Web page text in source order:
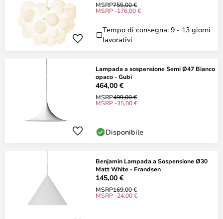
MSRP755,00 €
MSRP -176,00 €
Tempo di consegna: 9 - 13 giorni
lavorativi
Lampada a sospensione Semi Ø47 Bianco
opaco - Gubi
464,00 €
MSRP499,00 €
MSRP -35,00 €
Disponibile
Benjamin Lampada a Sospensione Ø30
Matt White - Frandsen
145,00 €
MSRP169,00 €
MSRP -24,00 €